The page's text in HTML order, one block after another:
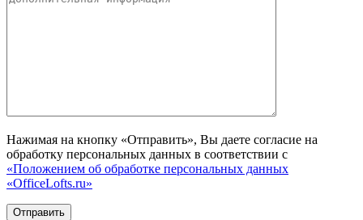
Нажимая на кнопку «Отправить», Вы даете согласие на
обработку персональных данных в соответствии с
«Положением об обработке персональных данных
«OfficeLofts.ru»